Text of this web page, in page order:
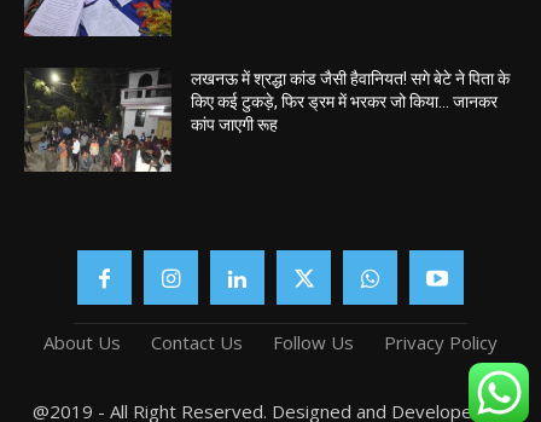
लखनऊ में श्रद्धा कांड जैसी हैवानियत! सगे बेटे ने पिता के
किए कई टुकड़े, फिर ड्रम में भरकर जो किया… जानकर
कांप जाएगी रूह
About Us Contact Us Follow Us Privacy Policy
@2019 - All Right Reserved. Designed and Developed by